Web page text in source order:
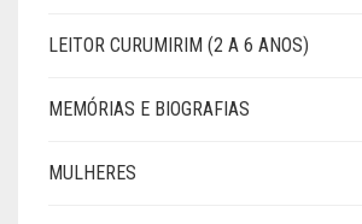
LEITOR CURUMIRIM (2 A 6 ANOS)
MEMÓRIAS E BIOGRAFIAS
MULHERES